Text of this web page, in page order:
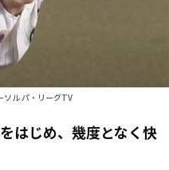
ズ
ソル パ・リーグTV
はじめ、幾度となく快